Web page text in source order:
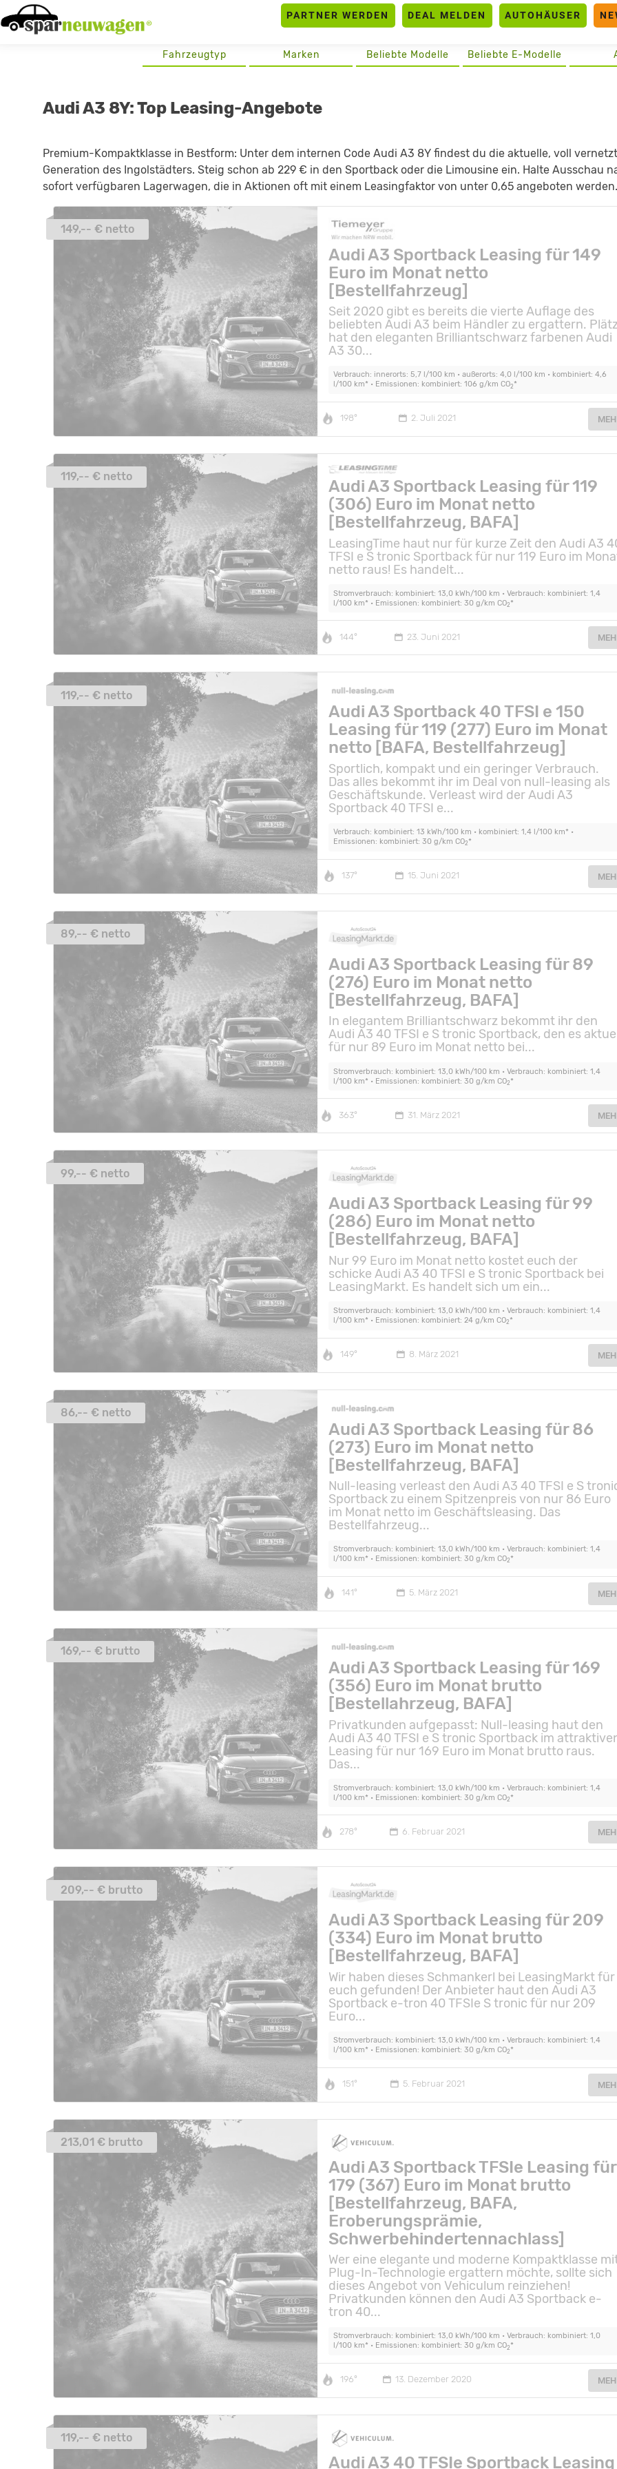
Skip
to
PARTNER WERDEN DEAL MELDEN AUTOHÄUSER
Beliebte E-Modelle
Beliebte Modelle
Marken
Fahrzeugtyp
Audi A3 8Y: Top Leasing-Angebote
Premium-Kompaktklasse in Bestform: Unter dem internen Code Audi A3 8Y findest du die aktuelle, voll
Generation des Ingolstädters. Steig schon ab 229 € in den Sportback oder die Limousine ein. Halte Ausschau
sofort verfügbaren Lagerwagen, die in Aktionen oft mit einem Leasingfaktor von unter 0,65 angeboten werden.
Audi A3 Sportback Leasing für 149
Euro im Monat netto
[Bestellfahrzeug]
Seit 2020 gibt es bereits die vierte Auflage des
beliebten Audi A3 beim Händler zu ergattern.
hat den eleganten Brilliantschwarz farbenen Audi
A3 30...
Verbrauch: innerorts: 5,7 l/100 km • außerorts: 4,0 l/100 km • kombiniert: 4,6
l/100 km* • Emissionen: kombiniert: 106 g/km CO2*
198° 2. Juli 2021
149,-- € netto
Audi A3 Sportback Leasing für 119
(306) Euro im Monat netto
[Bestellfahrzeug, BAFA]
LeasingTime haut nur für kurze Zeit den Audi A3
TFSI e S tronic Sportback für nur 119 Euro im
netto raus! Es handelt...
Stromverbrauch: kombiniert: 13,0 kWh/100 km • Verbrauch: kombiniert: 1,4
l/100 km* • Emissionen: kombiniert: 30 g/km CO2*
144° 23. Juni 2021
119,-- € netto
Audi A3 Sportback 40 TFSI e 150
Leasing für 119 (277) Euro im Monat
netto [BAFA, Bestellfahrzeug]
Sportlich, kompakt und ein geringer Verbrauch.
Das alles bekommt ihr im Deal von null-leasing als
Geschäftskunde. Verleast wird der Audi A3
Sportback 40 TFSI e...
Verbrauch: kombiniert: 13 kWh/100 km • kombiniert: 1,4 l/100 km* •
Emissionen: kombiniert: 30 g/km CO2*
137° 15. Juni 2021
119,-- € netto
Audi A3 Sportback Leasing für 89
(276) Euro im Monat netto
[Bestellfahrzeug, BAFA]
In elegantem Brilliantschwarz bekommt ihr den
Audi A3 40 TFSI e S tronic Sportback, den es
für nur 89 Euro im Monat netto bei...
Stromverbrauch: kombiniert: 13,0 kWh/100 km • Verbrauch: kombiniert: 1,4
l/100 km* • Emissionen: kombiniert: 30 g/km CO2*
363° 31. März 2021
89,-- € netto
Audi A3 Sportback Leasing für 99
(286) Euro im Monat netto
[Bestellfahrzeug, BAFA]
Nur 99 Euro im Monat netto kostet euch der
schicke Audi A3 40 TFSI e S tronic Sportback bei
LeasingMarkt. Es handelt sich um ein...
Stromverbrauch: kombiniert: 13,0 kWh/100 km • Verbrauch: kombiniert: 1,4
l/100 km* • Emissionen: kombiniert: 24 g/km CO2*
149° 8. März 2021
99,-- € netto
Audi A3 Sportback Leasing für 86
(273) Euro im Monat netto
[Bestellfahrzeug, BAFA]
Null-leasing verleast den Audi A3 40 TFSI e S
Sportback zu einem Spitzenpreis von nur 86 Euro
im Monat netto im Geschäftsleasing. Das
Bestellfahrzeug...
Stromverbrauch: kombiniert: 13,0 kWh/100 km • Verbrauch: kombiniert: 1,4
l/100 km* • Emissionen: kombiniert: 30 g/km CO2*
141° 5. März 2021
86,-- € netto
Audi A3 Sportback Leasing für 169
(356) Euro im Monat brutto
[Bestellahrzeug, BAFA]
Privatkunden aufgepasst: Null-leasing haut den
Audi A3 40 TFSI e S tronic Sportback im
Leasing für nur 169 Euro im Monat brutto raus.
Das...
Stromverbrauch: kombiniert: 13,0 kWh/100 km • Verbrauch: kombiniert: 1,4
l/100 km* • Emissionen: kombiniert: 30 g/km CO2*
278° 6. Februar 2021
169,-- € brutto
Audi A3 Sportback Leasing für 209
(334) Euro im Monat brutto
[Bestellfahrzeug, BAFA]
Wir haben dieses Schmankerl bei LeasingMarkt für
euch gefunden! Der Anbieter haut den Audi A3
Sportback e-tron 40 TFSIe S tronic für nur 209
Euro...
Stromverbrauch: kombiniert: 13,0 kWh/100 km • Verbrauch: kombiniert: 1,4
l/100 km* • Emissionen: kombiniert: 30 g/km CO2*
151° 5. Februar 2021
209,-- € brutto
Audi A3 Sportback TFSIe Leasing für
179 (367) Euro im Monat brutto
[Bestellfahrzeug, BAFA,
Eroberungsprämie,
Schwerbehindertennachlass]
Wer eine elegante und moderne Kompaktklasse
Plug-In-Technologie ergattern möchte, sollte sich
dieses Angebot von Vehiculum reinziehen!
Privatkunden können den Audi A3 Sportback e-
tron 40...
Stromverbrauch: kombiniert: 13,0 kWh/100 km • Verbrauch: kombiniert: 1,0
l/100 km* • Emissionen: kombiniert: 30 g/km CO2*
196° 13. Dezember 2020
213,01 € brutto
Audi A3 40 TFSIe Sportback Leasing
119,-- € netto